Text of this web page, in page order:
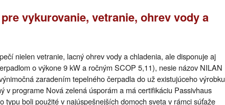
vykurovanie, vetranie, ohrev vody a
nielen vetranie, lacný ohrev vody a chladenia, ale disponuje aj
o výkone 9 kW a ročným SCOP 5,11), nesie názov NILAN
zaradením tepelného čerpadla do už existujúceho výrobku
v programe Nová zelená úsporám a má certifikáciu Passivhaus
typu boli použité v najúspešnejších domoch sveta v rámci súťaže